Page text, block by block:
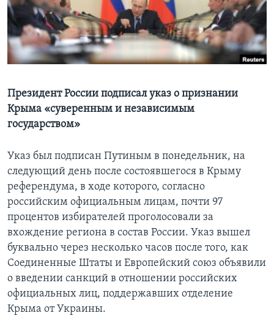
Learning English
СОЦИАЛЬНЫЕ СЕТИ
Языки
Президент России подписал указ о признании
Крыма «суверенным и независимым
государством»
Указ был подписан Путиным в понедельник, на
следующий день после состоявшегося в Крыму
референдума, в ходе которого, согласно
российским официальным лицам, почти 97
процентов избирателей проголосовали за
вхождение региона в состав России. Указ вышел
буквально через несколько часов после того, как
Соединенные Штаты и Европейский союз объявили
о введении санкций в отношении российских
официальных лиц, поддержавших отделение
Крыма от Украины.